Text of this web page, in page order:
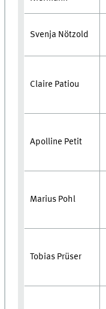
Svenja Nötzold
Claire Patiou
Apolline Petit
Marius Pohl
Tobias Prüser